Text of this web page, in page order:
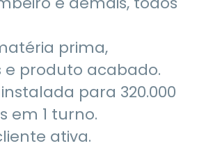
prima,
produto acabado.
para 320.000
em 1 turno.
ativa.